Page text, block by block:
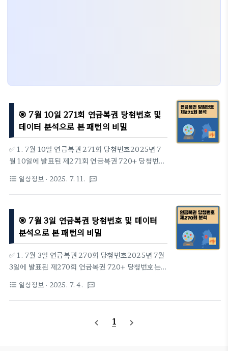
🎯 7월 10일 271회 연금복권 당첨번호 및
데이터 분석으로 본 패턴의 비밀
✅ 1. 7월 10일 연금복권 271회 당첨번호2025년 7
월 10일에 발표된 제271회 연금복권 720+ 당첨번호
조 438414번3등: 871554등: 71555등: 1556등:
557등: 5이번 회차에서도 1등‧2등 당첨자는 배출되
지 않았습니다—두 주 연속입니다.🏪 1등 당첨 판매
점이번 회차는 1등·2등 당첨자가 없어 판매점 정보가
없습니다.📊 2. 1등 번호 분석: 자릿수별 숫자 분포1
회차부터 271회차까지 누적된 1등 번호(조 제외 6자
리)를 자릿수별로 분리해 0~9 출현 빈도를 집계했습
니다.🔹 분석 범위: 제1회 ~ 제271회 (총 271회)🔸
(둘째)4d3 (셋째)3, 4d4 ..
format_list_bulleted 일상정보 · 2025. 7. 11. textsms
🎯 7월 3일 연금복권 당첨번호 및 데이터
분석으로 본 패턴의 비밀
✅ 1. 7월 3일 연금복권 270회 당첨번호2025년 7월
3일에 발표된 제270회 연금복권 720+ 당첨번호는
721750번3등: 931424등: 31425등: 1426등:
427등: 2이번 회차에서는 1등 당첨자가 없었으며,
차는 1등 당첨자가 없어 별도의 판매점 정보가 없습니
format_list_bulleted 일상정보 · 2025. 7. 4. textsms
navigate_before 1 navigate_next